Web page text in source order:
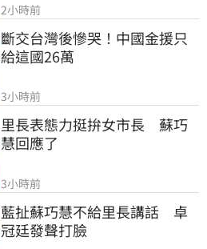
2小時前
斷交台灣後慘哭！中國金援只
給這國26萬
3小時前
里長表態力挺拚女市長　蘇巧
慧回應了
3小時前
藍扯蘇巧慧不給里長講話　卓
冠廷發聲打臉